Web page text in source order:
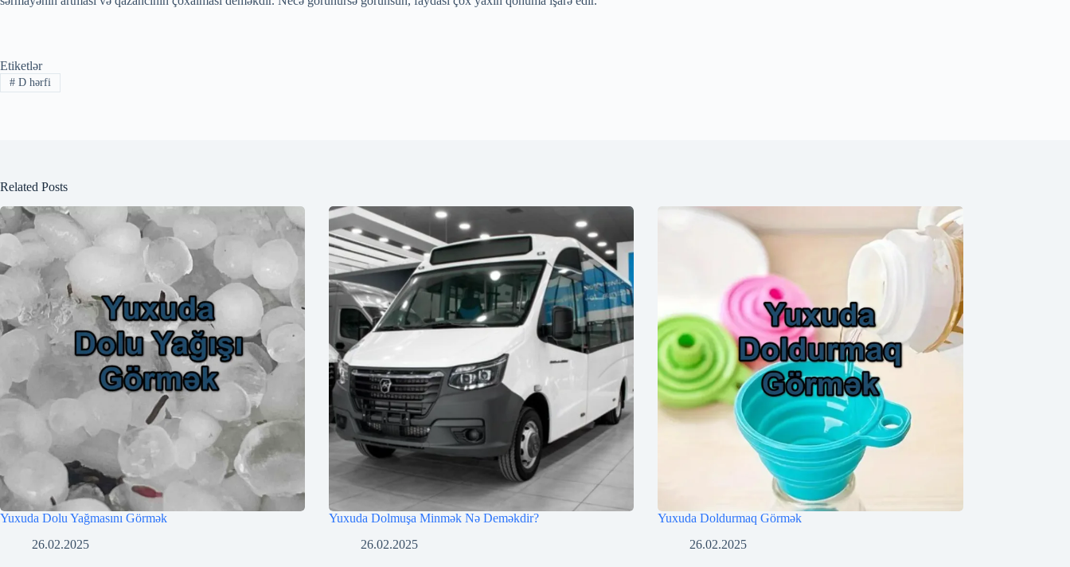
Etiketlər
#D hərfi
Related Posts
Yuxuda Dolu Yağmasını Görmək
26.02.2025
Yuxuda Dolmuşa Minmək Nə Deməkdir?
26.02.2025
Yuxuda Doldurmaq Görmək
26.02.2025